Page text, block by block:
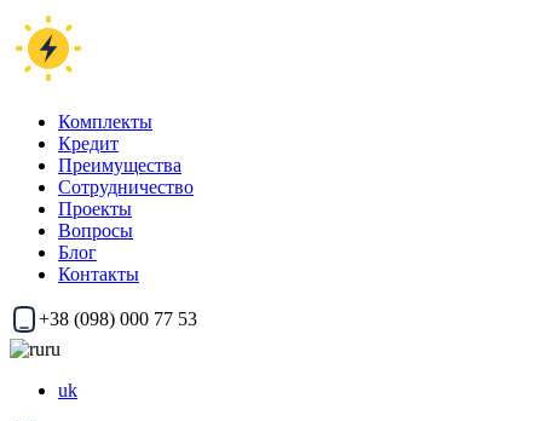
Комплекты
Кредит
Преимущества
Сотрудничество
Проекты
Вопросы
Блог
Контакты
+38 (098) 000 77 53
ru
uk